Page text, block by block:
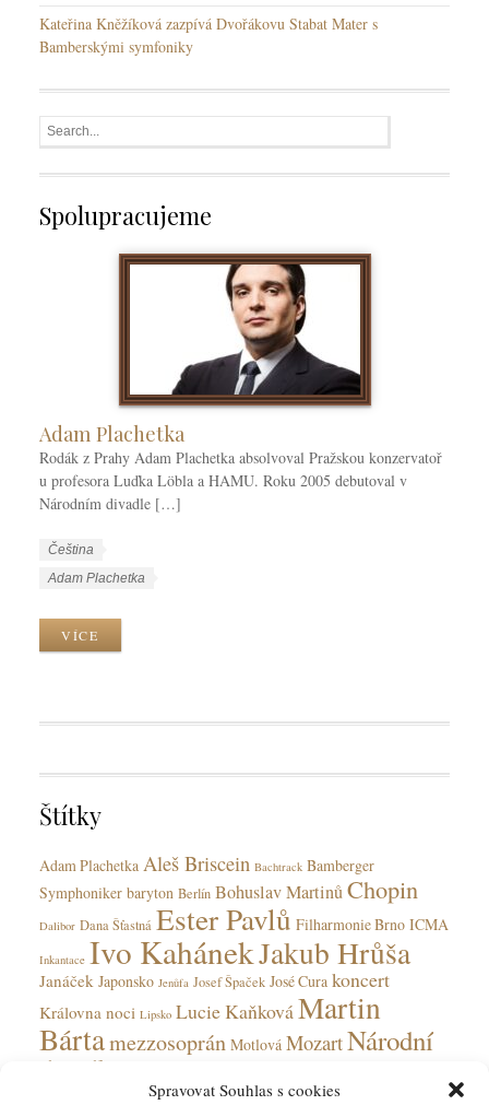
Spravovat Souhlas s cookies
Kateřina Kněžíková zazpívá Dvořákovu Stabat Mater s
Bamberskými symfoniky
Spolupracujeme
Adam Plachetka
Rodák z Prahy Adam Plachetka absolvoval Pražskou konzervatoř
u profesora Luďka Löbla a HAMU. Roku 2005 debutoval v
Národním divadle […]
W
k
e
i
s
y
Čeština
W
k
g
Adam Plachetka
VÍCE
Štítky
Adam Plachetka Aleš Briscein Bachtrack Bamberger
Symphoniker baryton Berlín Bohuslav MartinůChopin
Dalibor Dana Šťastná Ester Pavlů Filharmonie Brno ICMA
Inkantace Ivo KahánekJakub Hrůša
Janáček Japonsko Jenůfa Josef Špaček José Cura koncert
Královna noci Lipsko Lucie KaňkováMartin
Bártamezzosoprán Motlová MozartNárodní
divadlo